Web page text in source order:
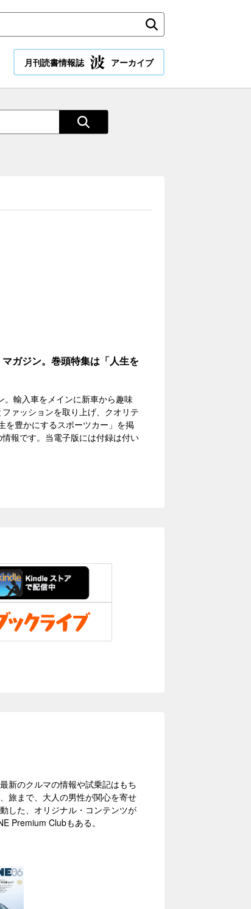
月刊読書情報誌 アーカイブ
ガジン。巻頭特集は「人生を
輸入車をメインに新車から趣味
ァッションを取り上げ、クオリテ
を豊かにするスポーツカー」を掲
報です。当電子版には付録は付い
新のクルマの情報や試乗記はもち
旅まで、大人の男性が関心を寄せ
した、オリジナル・コンテンツが
Premium Clubもある。